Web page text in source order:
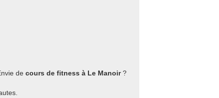
de cours de fitness à Le Manoir?